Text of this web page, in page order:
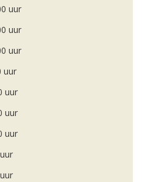
uur
uur
uur
uur
uur
uur
uur